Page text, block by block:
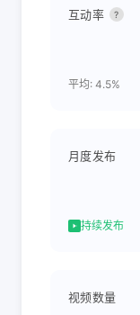
互动率 ?
平均: 4.5%
月度发布
持续发布
视频数量